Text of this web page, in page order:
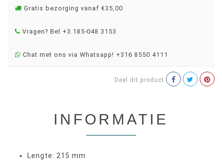
Gratis bezorging vanaf €35,00
Vragen? Bel +3.185-048 3153
Chat met ons via Whatsapp! +316 8550 4111
Deel dit product
INFORMATIE
Lengte: 215 mm